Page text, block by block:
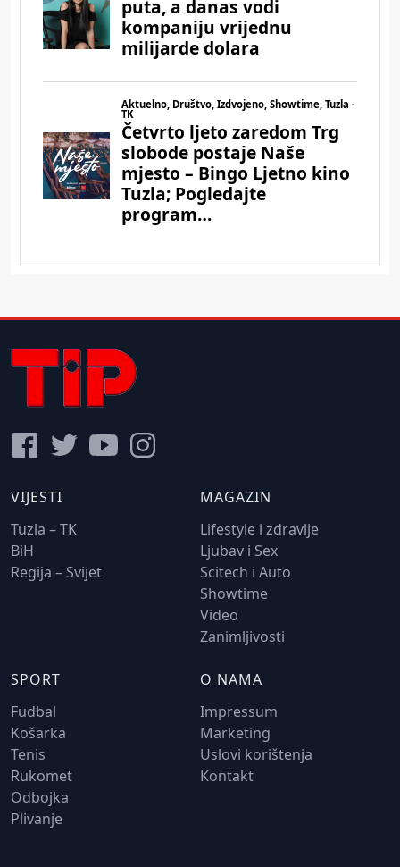
VIJESTI
Tuzla – TK
BiH
Regija – Svijet
MAGAZIN
Lifestyle i zdravlje
Ljubav i Sex
Scitech i Auto
Showtime
Video
Zanimljivosti
SPORT
Fudbal
Košarka
Tenis
Rukomet
Odbojka
Plivanje
O NAMA
Impressum
Marketing
Uslovi korištenja
Kontakt